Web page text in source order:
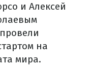
и Алексей
на
мира.